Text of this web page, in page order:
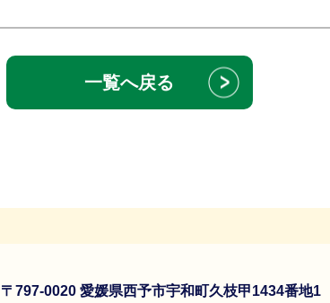
一覧へ戻る
〒797-0020 愛媛県西予市宇和町久枝甲1434番地1